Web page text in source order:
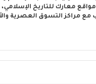
معارك للتاريخ
مع مراكز التسوق العصرية
الأثرية العائدة إلى